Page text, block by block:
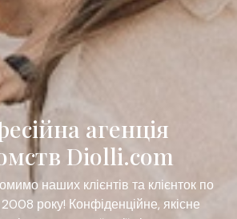
агенція
Diolli.com
наших клієнтів та клієнток по
року! Конфіденційне, якісне